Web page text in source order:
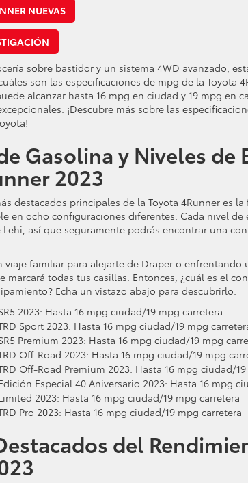
NUEVAS
sobre bastidor y un sistema 4WD avanzado,
son las especificaciones de mpg de la Toyota
alcanzar hasta 16 mpg en ciudad y 19 mpg en
¡Descubre más sobre las
Gasolina y Niveles
2023
destacados principales de la Toyota 4Runner es
en ocho configuraciones diferentes. Cada nivel
así que seguramente podrás encontrar una
viaje familiar para alejarte de Draper o
marcará todas tus casillas. Entonces, ¿cuál es el
Echa un vistazo abajo para descubrirlo:
2023: Hasta 16 mpg ciudad/19 mpg carretera
Sport 2023: Hasta 16 mpg ciudad/19 mpg
Premium 2023: Hasta 16 mpg ciudad/19 mpg
Off-Road 2023: Hasta 16 mpg ciudad/19 mpg
Off-Road Premium 2023: Hasta 16 mpg ciudad/
Especial 40 Aniversario 2023: Hasta 16 mpg
2023: Hasta 16 mpg ciudad/19 mpg carretera
Pro 2023: Hasta 16 mpg ciudad/19 mpg carretera
del